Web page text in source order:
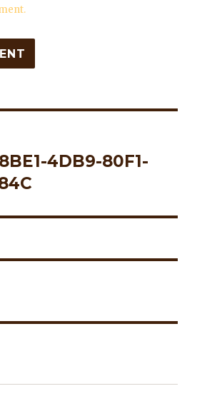
4DB9-80F1-